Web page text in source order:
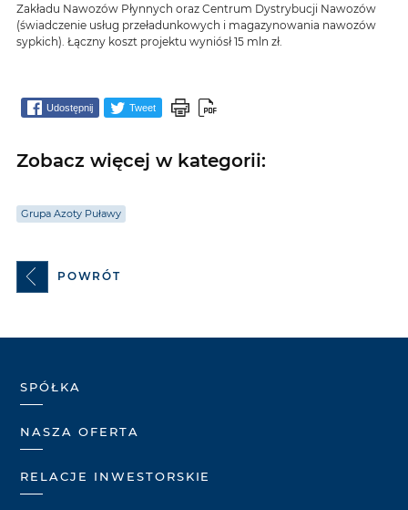
Zakładu Nawozów Płynnych oraz Centrum Dystrybucji Nawozów
(świadczenie usług przeładunkowych i magazynowania nawozów
sypkich). Łączny koszt projektu wyniósł 15 mln zł.
Udostępnij Tweet
Zobacz więcej w kategorii:
Grupa Azoty Puławy
POWRÓT
SPÓŁKA
NASZA OFERTA
RELACJE INWESTORSKIE